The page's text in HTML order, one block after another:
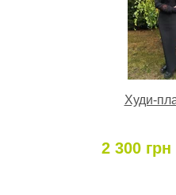
Худи-
2 300 грн